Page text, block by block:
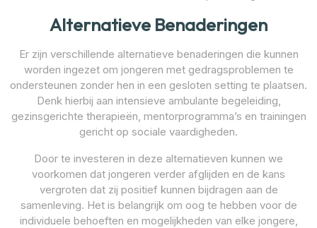
Alternatieve Benaderingen
Er zijn verschillende alternatieve benaderingen die kunnen
worden ingezet om jongeren met gedragsproblemen te
ondersteunen zonder hen in een gesloten setting te plaatsen.
Denk hierbij aan intensieve ambulante begeleiding,
gezinsgerichte therapieën, mentorprogramma’s en trainingen
gericht op sociale vaardigheden.
Door te investeren in deze alternatieven kunnen we
voorkomen dat jongeren verder afglijden en de kans
vergroten dat zij positief kunnen bijdragen aan de
samenleving. Het is belangrijk om oog te hebben voor de
individuele behoeften en mogelijkheden van elke jongere,